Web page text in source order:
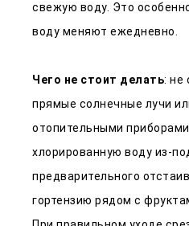
свежую воду. Это
воду меняют ежедневно.
Чего не стоит делать: не
прямые солнечные лучи
отопительными
хлорированную воду из-
предварительного
гортензию рядом с